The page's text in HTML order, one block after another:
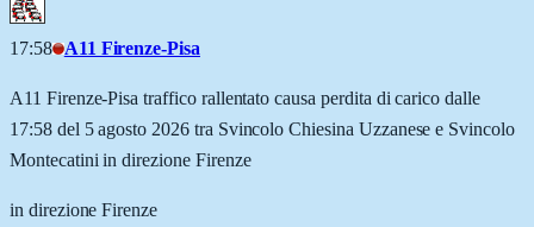
17:58 A11 Firenze-Pisa
A11 Firenze-Pisa traffico rallentato causa perdita di carico dalle
17:58 del 5 agosto 2026 tra Svincolo Chiesina Uzzanese e Svincolo
Montecatini in direzione Firenze
in direzione Firenze